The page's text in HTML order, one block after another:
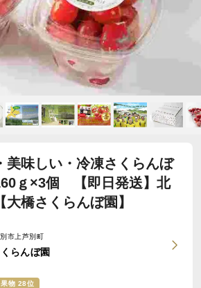
美味しい・冷凍さくらんぼ
ｇ×3個 【即日発送】北
橋さくらんぼ園】
市上芦別町
らんぼ園
物 28位